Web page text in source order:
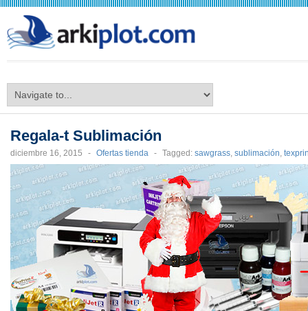
Regala-t Sublimación
diciembre 16, 2015 - Ofertas tienda - Tagged: sawgrass, sublimación,